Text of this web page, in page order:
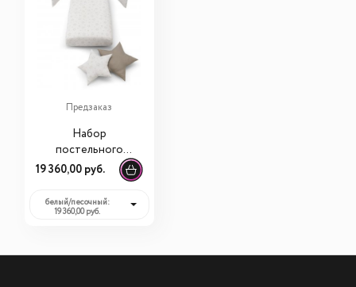
Предзаказ
Набор
постельного
белья Erbesi Star (3
19 360,00 руб.
белый/песочный:
19 360,00 руб.